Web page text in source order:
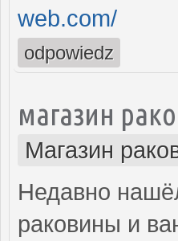
web.com/
odpowiedz
магазин
Магазин
Недавно
раковины и